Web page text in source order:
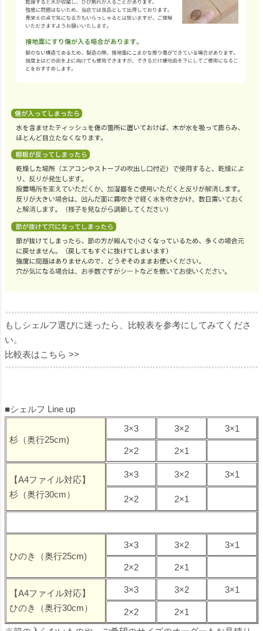
もしシェルフ選びに迷ったら、比較表を参考にしてみてくださ
い。
比較表はこちら >>
■シェルフ Line up
杉（奥行25cm)
3×3 3×2 3×1
2×2 2×1
【A4ファイル対応】
杉（奥行30cm）
3×3 3×2 3×1
2×2 2×1
ひのき（奥行25cm)
3×3 3×2 3×1
2×2 2×1
【A4ファイル対応】
ひのき（奥行30cm）
3×3 3×2 3×1
2×2
2×1